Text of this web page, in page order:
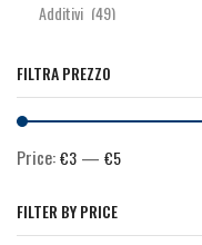
Additivi (49)
Feeder & Method
Inneschi (33)
Inneschi Trota
FILTRA PREZZO
Price:€3 — €5
FILTER BY PRICE